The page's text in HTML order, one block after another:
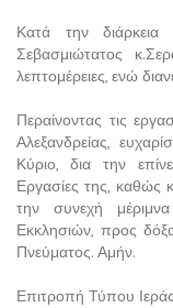
Κατά την
Σεβασμιώτατος
λεπτομέρειες, ενώ
Περαίνοντας τις
Αλεξανδρείας,
Κύριο, δια την
Εργασίες της, καθώς
την συνεχή
Εκκλησιών, προς
Πνεύματος. Αμήν.
Επιτροπή Τύπου